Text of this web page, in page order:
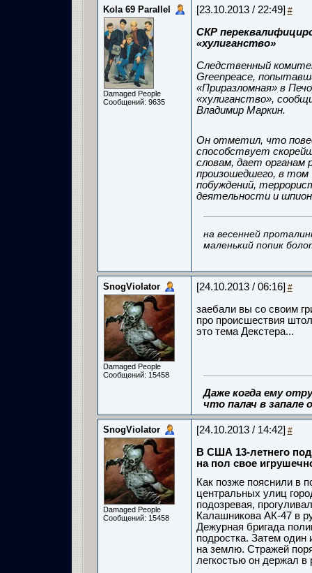
Kola 69 Parallel
Damaged People
Сообщений: 9635
[23.10.2013 / 22:49] #
СКР
«хулиганство»
Следственный
Greenpeace,
«Приразломная» в
«хулиганство»,
Владимир Маркин.
Он отметил, что
способствует
словам, дает органам
произошедшего, в
побуждений,
деятельности и
на весенней
маленький попик
SnogViolator
Damaged People
Сообщений: 15458
[24.10.2013 / 06:16] #
заебали вы со своим
про происшествия
это тема Декстера...
Даже когда ему
что палач в запале
SnogViolator
Damaged People
Сообщений: 15458
[24.10.2013 / 14:42] #
В США 13-летнего
на пол свое
Как позже пояснили в
центральных улиц
подозревая,
Калашникова АК-47 в
Дежурная бригада
подростка. Затем один
на землю. Стражей
легкостью он держал в